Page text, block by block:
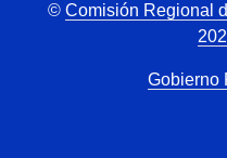
© Comisión Regional
Gobierno